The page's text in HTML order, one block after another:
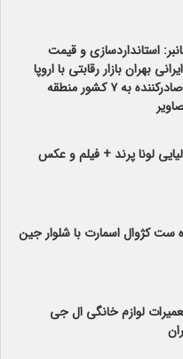
استانداردسازی و قیمت
بهران بازار رقابتی با اروپا
ایجاد کرده است / صادرکننده به ۷ کشور منطقه
لونا پرند + فیلم و عکس
ست کژوال اسمارت با شلوار جین
لوازم خانگی ال جی